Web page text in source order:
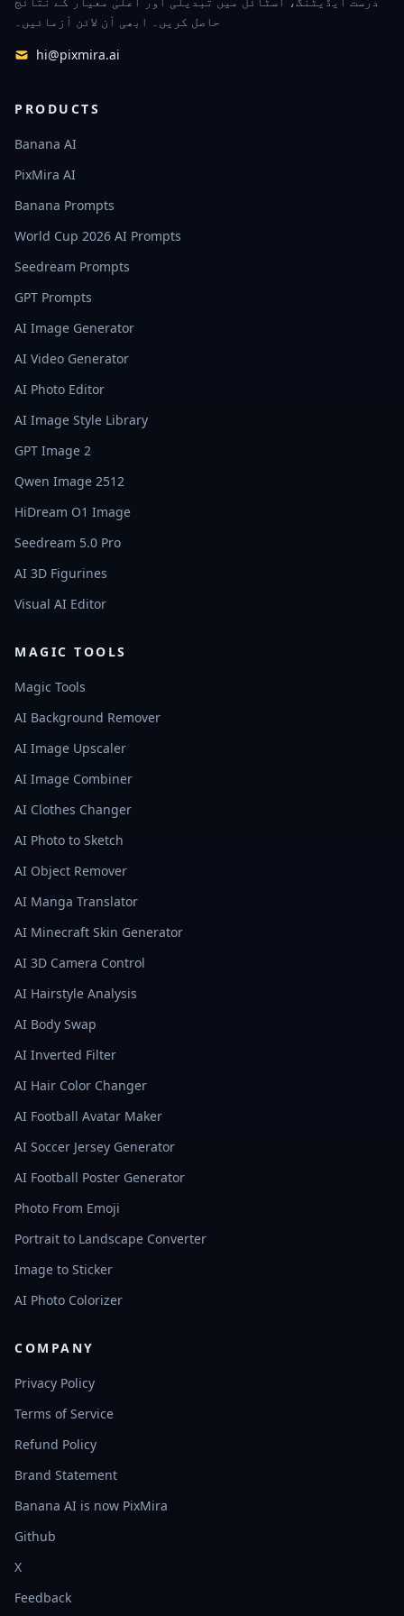
حاصل کریں۔ ابھی آن لائن آزمائیں۔
hi@pixmira.ai
PRODUCTS
Banana AI
PixMira AI
Banana Prompts
World Cup 2026 AI Prompts
Seedream Prompts
GPT Prompts
AI Image Generator
AI Video Generator
AI Photo Editor
AI Image Style Library
GPT Image 2
Qwen Image 2512
HiDream O1 Image
Seedream 5.0 Pro
AI 3D Figurines
Visual AI Editor
MAGIC TOOLS
Magic Tools
AI Background Remover
AI Image Upscaler
AI Image Combiner
AI Clothes Changer
AI Photo to Sketch
AI Object Remover
AI Manga Translator
AI Minecraft Skin Generator
AI 3D Camera Control
AI Hairstyle Analysis
AI Body Swap
AI Inverted Filter
AI Hair Color Changer
AI Football Avatar Maker
AI Soccer Jersey Generator
AI Football Poster Generator
Photo From Emoji
Portrait to Landscape Converter
Image to Sticker
AI Photo Colorizer
COMPANY
Privacy Policy
Terms of Service
Refund Policy
Brand Statement
Banana AI is now PixMira
Github
X
Feedback